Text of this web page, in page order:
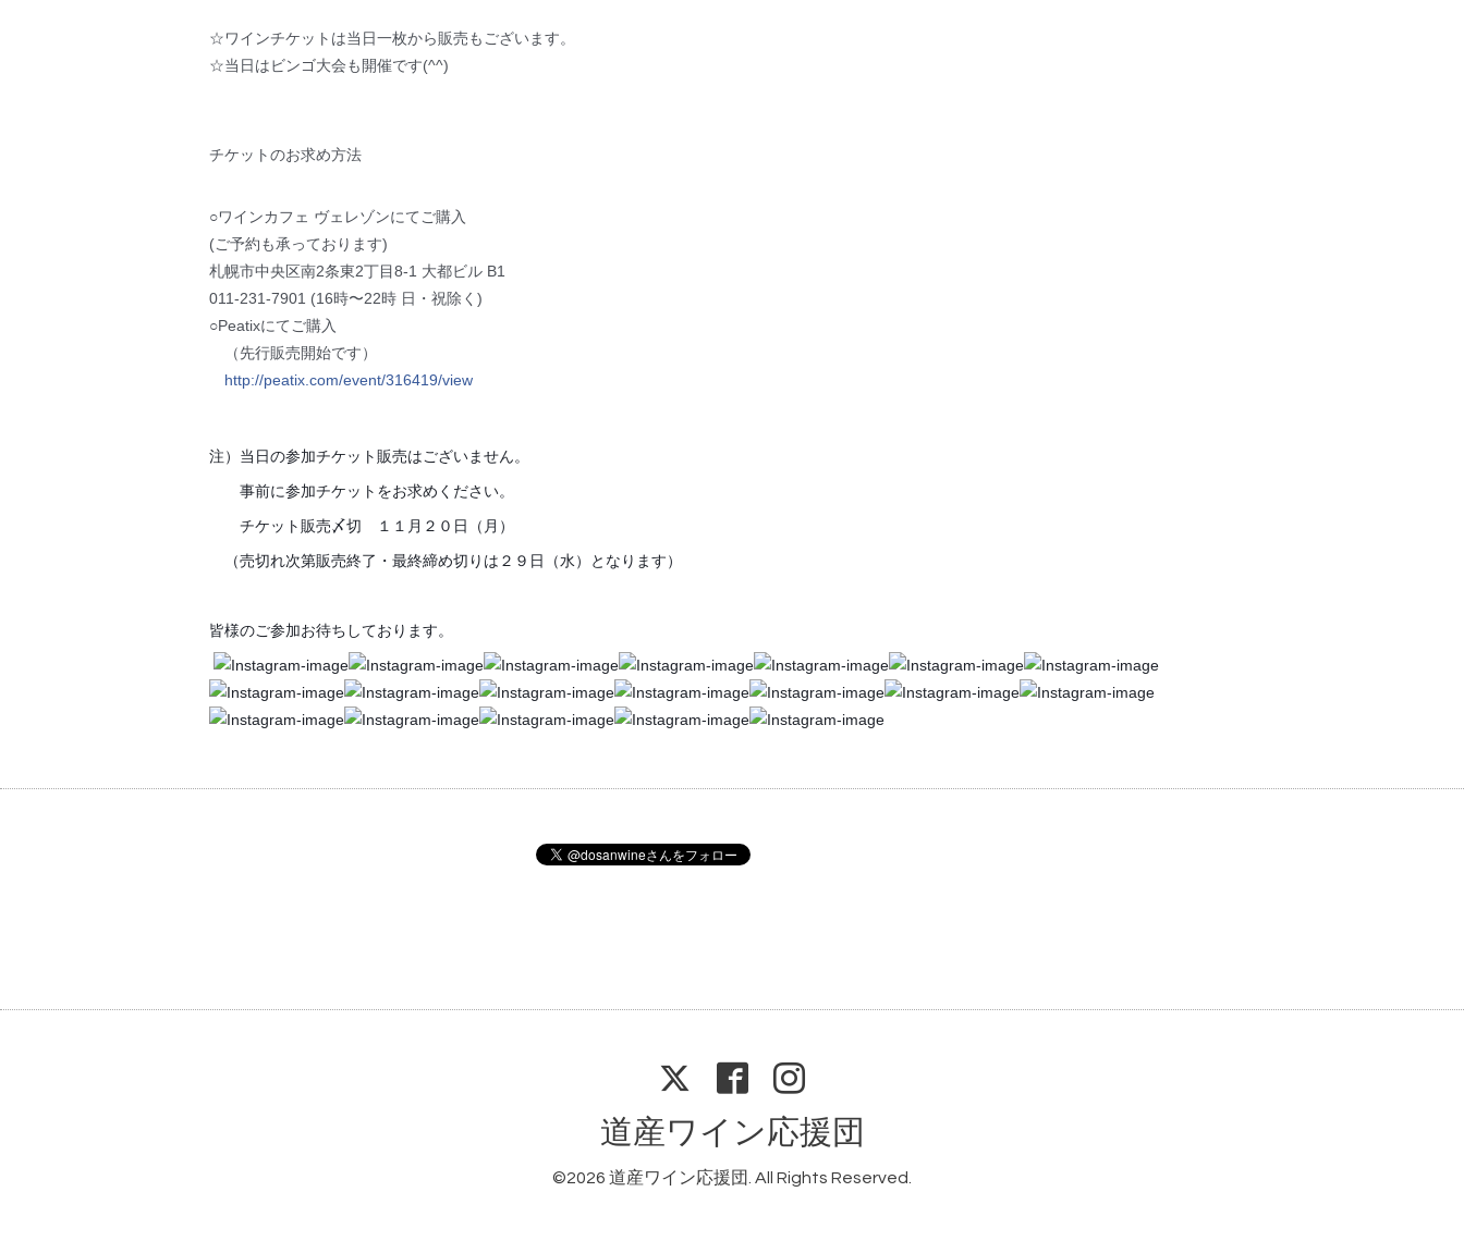
☆ワインチケットは当日一枚から販売もございます。
☆当日はビンゴ大会も開催です(^^)
チケットのお求め方法
○ワインカフェ ヴェレゾンにてご購入
(ご予約も承っております)
札幌市中央区南2条東2丁目8-1 大都ビル B1
011-231-7901 (16時〜22時 日・祝除く)
○Peatixにてご購入
（先行販売開始です）
http://peatix.com/event/316419/view
注）当日の参加チケット販売はございません。
事前に参加チケットをお求めください。
チケット販売〆切 １１月２０日（月）
（売切れ次第販売終了・最終締め切りは２９日（水）となります）
皆様のご参加お待ちしております。
道産ワイン応援団
©2026 道産ワイン応援団 . All Rights Reserved.